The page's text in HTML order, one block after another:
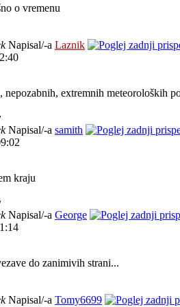
o vremenu
Napisal/-a Laznik
nepozabnih, extremnih meteoroloških
Napisal/-a samith
kraju
Napisal/-a George
do zanimivih strani...
Napisal/-a Tomy6699